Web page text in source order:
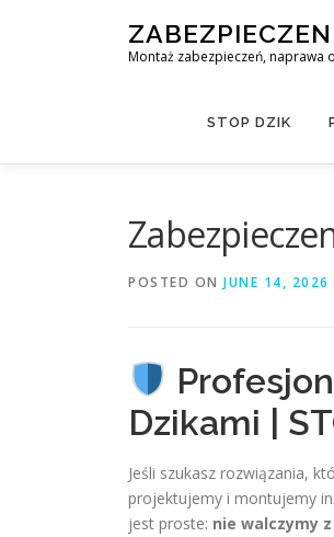
Montaż zabezpieczeń, naprawa
STOP DZIK
POSTED ON JUNE 14, 2026
Dzikami |
Jeśli szukasz rozwiązania,
projektujemy i montujemy
jest proste: nie walczymy